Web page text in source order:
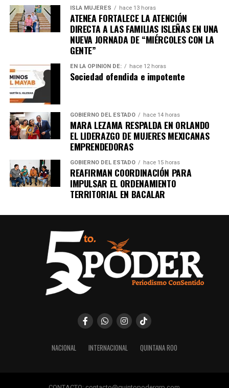
importantes de Quintana Roo directamente
en tu teléfono.
Unirme al canal de WhatsApp
ISLA MUJERES hace 13 horas
ATENEA FORTALECE LA ATENCIÓN
DIRECTA A LAS FAMILIAS ISLEÑAS EN UNA
NUEVA JORNADA DE “MIÉRCOLES CON LA
GENTE”
EN LA OPINIÓN DE: hace 12 horas
Sociedad ofendida e impotente
GOBIERNO DEL ESTADO hace 14 horas
MARA LEZAMA RESPALDA EN ORLANDO
EL LIDERAZGO DE MUJERES MEXICANAS
EMPRENDEDORAS
GOBIERNO DEL ESTADO hace 15 horas
REAFIRMAN COORDINACIÓN PARA
IMPULSAR EL ORDENAMIENTO
TERRITORIAL EN BACALAR
NACIONAL INTERNACIONAL QUINTANA ROO